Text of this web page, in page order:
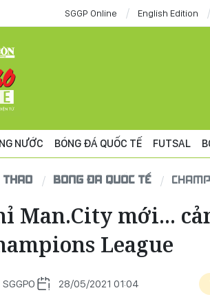
SGGP Online English Edition
NƯỚC BÓNG ĐÁ QUỐC TẾ FUTSAL
THAO BÓNG ĐÁ QUỐC TẾ
Man.City mới...
League
SGGPO 28/05/2021 01:04